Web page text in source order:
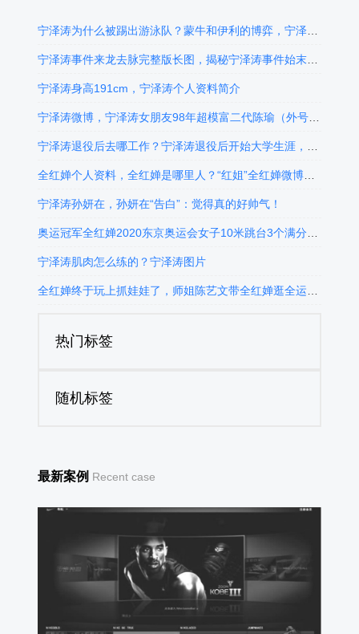
宁泽涛为什么被踢出游泳队？蒙牛和伊利的博弈，宁泽涛退役时才刚刚26岁！
宁泽涛事件来龙去脉完整版长图，揭秘宁泽涛事件始末及真相，蒙牛和伊利的利益之争
宁泽涛身高191cm，宁泽涛个人资料简介
宁泽涛微博，宁泽涛女朋友98年超模富二代陈瑜（外号“丸子”）靠谱一点，傍富婆被包养是假的
全红婵个人资料，全红婵是哪里人？“红姐”全红婵微博，全红婵第14届全运会女子10米跳台获得冠军！
宁泽涛孙妍在，孙妍在“告白”：觉得真的好帅气！
奥运冠军全红婵2020东京奥运会女子10米跳台3个满分，全红婵爆笑可爱采访，全红婵水花消失术
宁泽涛肌肉怎么练的？宁泽涛图片
热门标签
随机标签
最新案例 Recent case